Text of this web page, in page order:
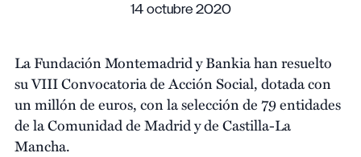
14 octubre 2020
La Fundación Montemadrid y Bankia han resuelto
su VIII Convocatoria de Acción Social, dotada con
un millón de euros, con la selección de 79 entidades
de la Comunidad de Madrid y de Castilla-La
Mancha.